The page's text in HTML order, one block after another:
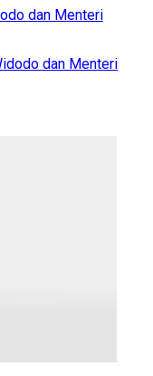
dan Menteri